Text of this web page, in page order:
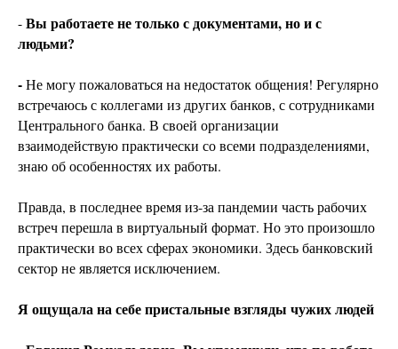
-Вы работаете не только с документами, но и с
людьми?
-Не могу пожаловаться на недостаток общения! Регулярно
встречаюсь с коллегами из других банков, с сотрудниками
Центрального банка. В своей организации
взаимодействую практически со всеми подразделениями,
знаю об особенностях их работы.
Правда, в последнее время из-за пандемии часть рабочих
встреч перешла в виртуальный формат. Но это произошло
практически во всех сферах экономики. Здесь банковский
сектор не является исключением.
Я ощущала на себе пристальные взгляды чужих людей